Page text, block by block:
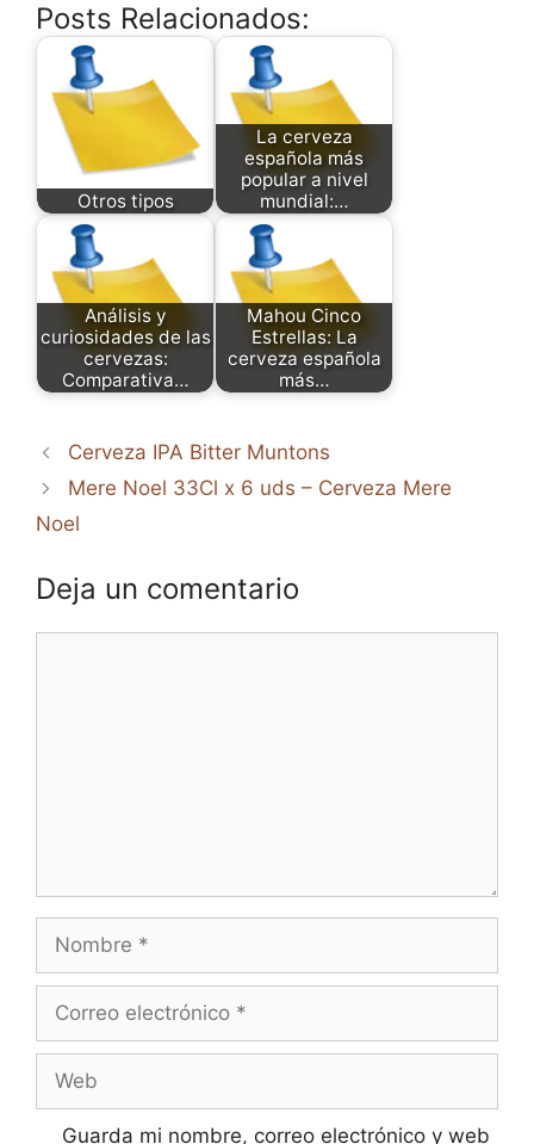
Posts Relacionados:
Otros tipos
La cerveza
española más
popular a nivel
mundial:…
Análisis y
curiosidades de las
cervezas:
Comparativa…
Mahou Cinco
Estrellas: La
cerveza española
más…
Cerveza IPA Bitter Muntons
Mere Noel 33Cl x 6 uds – Cerveza Mere
Noel
Deja un comentario
electrónico
Guarda mi nombre, correo electrónico y web